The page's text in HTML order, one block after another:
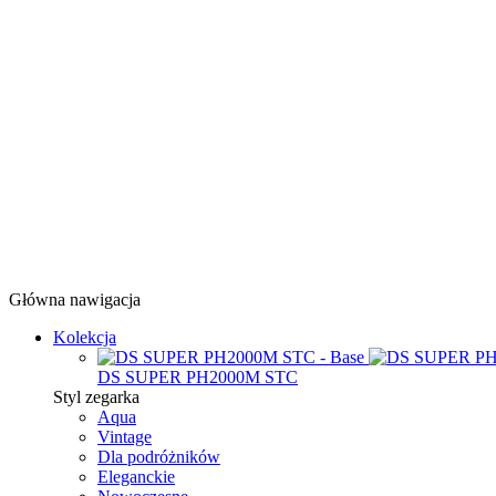
Główna nawigacja
Kolekcja
DS SUPER PH2000M STC
Styl zegarka
Aqua
Vintage
Dla podróżników
Eleganckie